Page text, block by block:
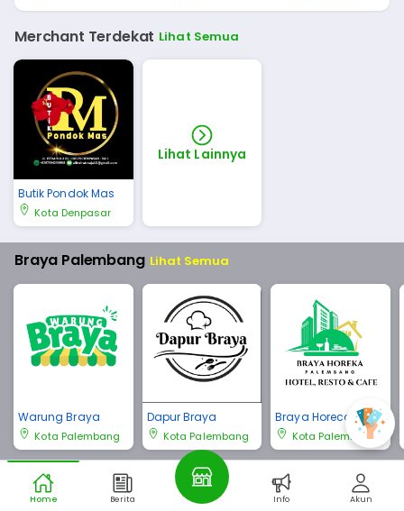
Merchant Terdekat Lihat Semua
Butik Pondok Mas
Kota Denpasar
Lihat Lainnya
Braya Palembang Lihat Semua
Warung Braya
Kota Palembang
Dapur Braya
Kota Palembang
Braya Horeca Pale
mbang
Kota Palembang
Braya Bali Lihat Semua
Home Berita Info Akun